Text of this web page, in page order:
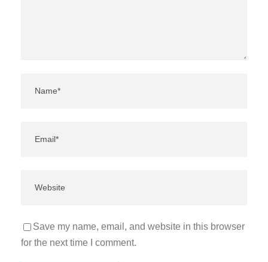
Save my name, email, and website in this browser
for the next time I comment.